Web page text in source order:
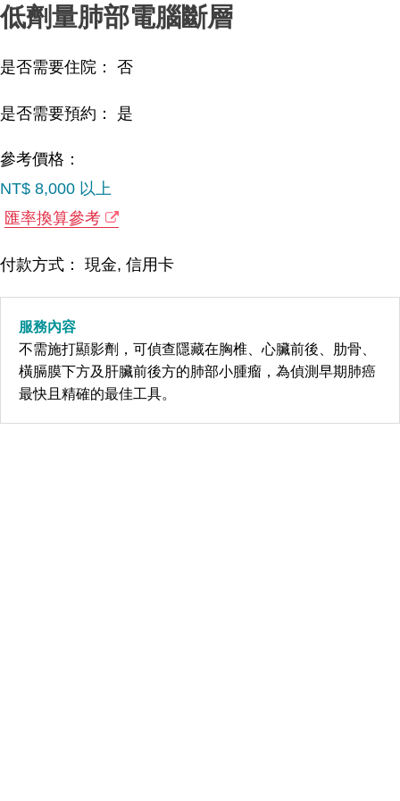
低劑量肺部電腦斷層
是否需要住院： 否
是否需要預約： 是
參考價格：
NT$ 8,000 以上
匯率換算參考
付款方式： 現金, 信用卡
服務內容
不需施打顯影劑，可偵查隱藏在胸椎、心臟前後、肋骨、
橫膈膜下方及肝臟前後方的肺部小腫瘤，為偵測早期肺癌
最快且精確的最佳工具。